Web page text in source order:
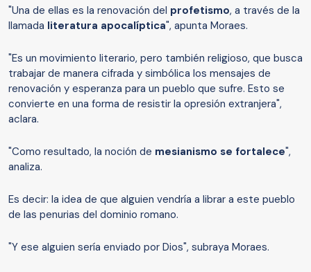
"Una de ellas es la renovación del profetismo, a través de la
llamada literatura apocalíptica", apunta Moraes.
"Es un movimiento literario, pero también religioso, que busca
trabajar de manera cifrada y simbólica los mensajes de
renovación y esperanza para un pueblo que sufre. Esto se
convierte en una forma de resistir la opresión extranjera",
aclara.
"Como resultado, la noción de mesianismo se fortalece",
analiza.
Es decir: la idea de que alguien vendría a librar a este pueblo
de las penurias del dominio romano.
"Y ese alguien sería enviado por Dios", subraya Moraes.